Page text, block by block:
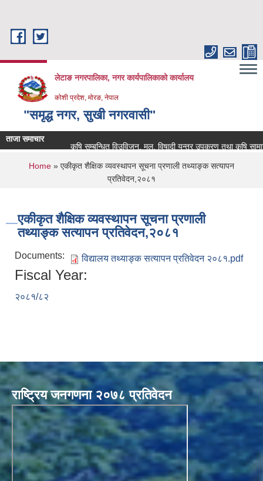
लेटाङ नगरपालिका, नगर कार्यपालिकाको कार्यालय
कोशी प्रदेश, मोरङ, नेपाल
"समृद्ध नगर, सुखी नगरवासी"
ताजा समाचार
कृषि सम्बन्धित विउविजन, मल, विषादी यन्त्र उपकरण तथा कृषि
You are here
Home » एकीकृत शैक्षिक व्यवस्थापन सूचना प्रणाली तथ्याङ्क सत्यापन
प्रतिवेदन,२०८१
एकीकृत शैक्षिक व्यवस्थापन सूचना प्रणाली
तथ्याङ्क सत्यापन प्रतिवेदन,२०८१
Documents: विद्यालय तथ्याङ्क सत्यापन प्रतिवेदन २०८१.pdf
Fiscal Year:
२०८१/८२
राष्ट्रिय जनगणना २०७८ प्रतिवेदन